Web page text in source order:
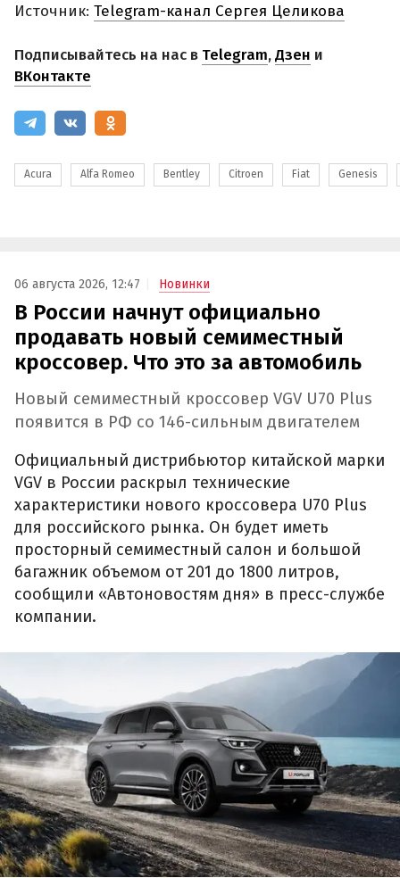
Источник: Telegram-канал Сергея Целикова
Подписывайтесь на нас в Telegram,Дзен и
ВКонтакте
Acura Alfa Romeo Bentley Citroen Fiat Genesis
06 августа 2026, 12:47 Новинки
В России начнут официально
продавать новый семиместный
кроссовер. Что это за автомобиль
Новый семиместный кроссовер VGV U70 Plus
появится в РФ со 146-сильным двигателем
Официальный дистрибьютор китайской марки
VGV в России раскрыл технические
характеристики нового кроссовера U70 Plus
для российского рынка. Он будет иметь
просторный семиместный салон и большой
багажник объемом от 201 до 1800 литров,
сообщили «Автоновостям дня» в пресс-службе
компании.